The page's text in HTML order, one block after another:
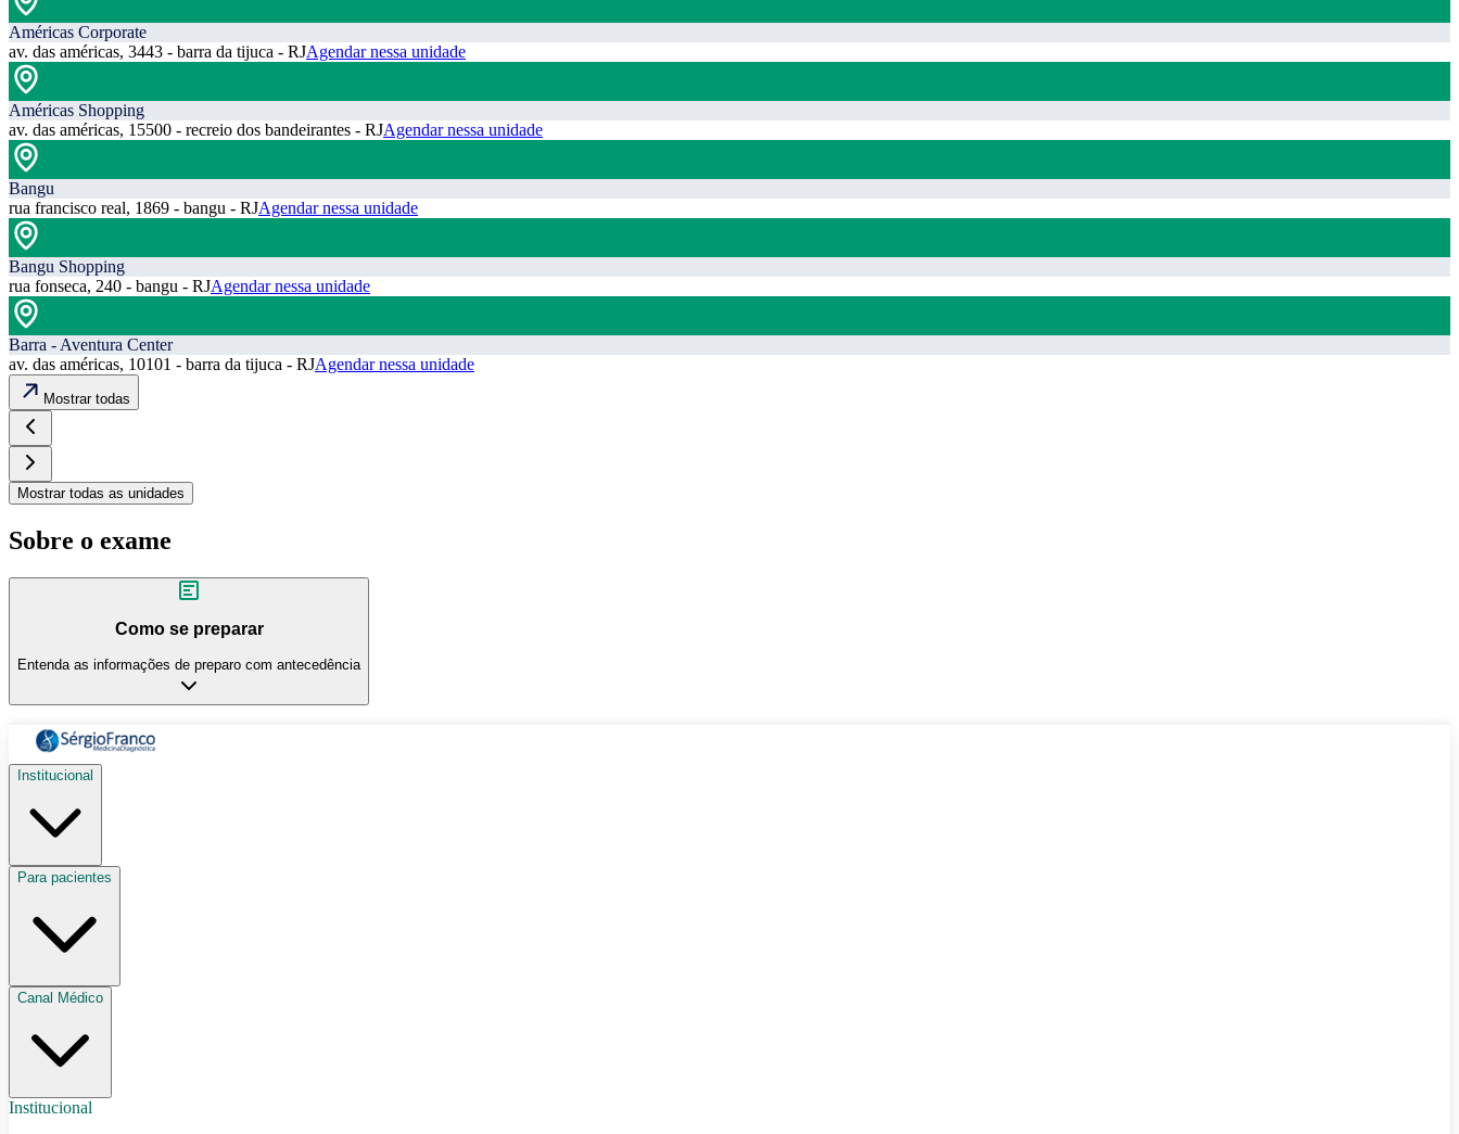
Américas Corporate
av. das américas, 3443 - barra da tijuca - RJAgendar nessa unidade
Américas Shopping
av. das américas, 15500 - recreio dos bandeirantes - RJAgendar nessa unidade
Bangu
rua francisco real, 1869 - bangu - RJAgendar nessa unidade
Bangu Shopping
rua fonseca, 240 - bangu - RJAgendar nessa unidade
Barra - Aventura Center
av. das américas, 10101 - barra da tijuca - RJAgendar nessa unidade
Mostrar todas
Mostrar todas as unidades
Sobre o exame
Como se preparar
Entenda as informações de preparo com antecedência
Institucional
Para pacientes
Canal Médico
Institucional